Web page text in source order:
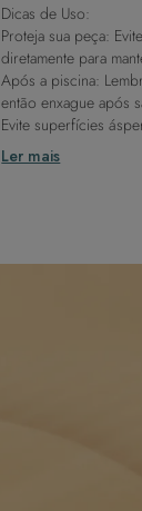
Dicas de Uso:
Proteja sua peça:
diretamente para
Após a piscina:
então enxague após
Evite superfícies
contato com
Ler mais